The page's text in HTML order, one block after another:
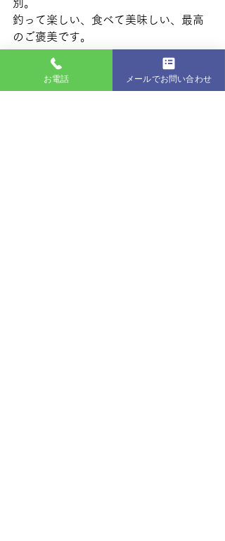
別。
釣って楽しい、食べて美味しい、最高
のご褒美です。
これからも“楽しく・安全に・無理な
お電話 メールでお問い合わせ